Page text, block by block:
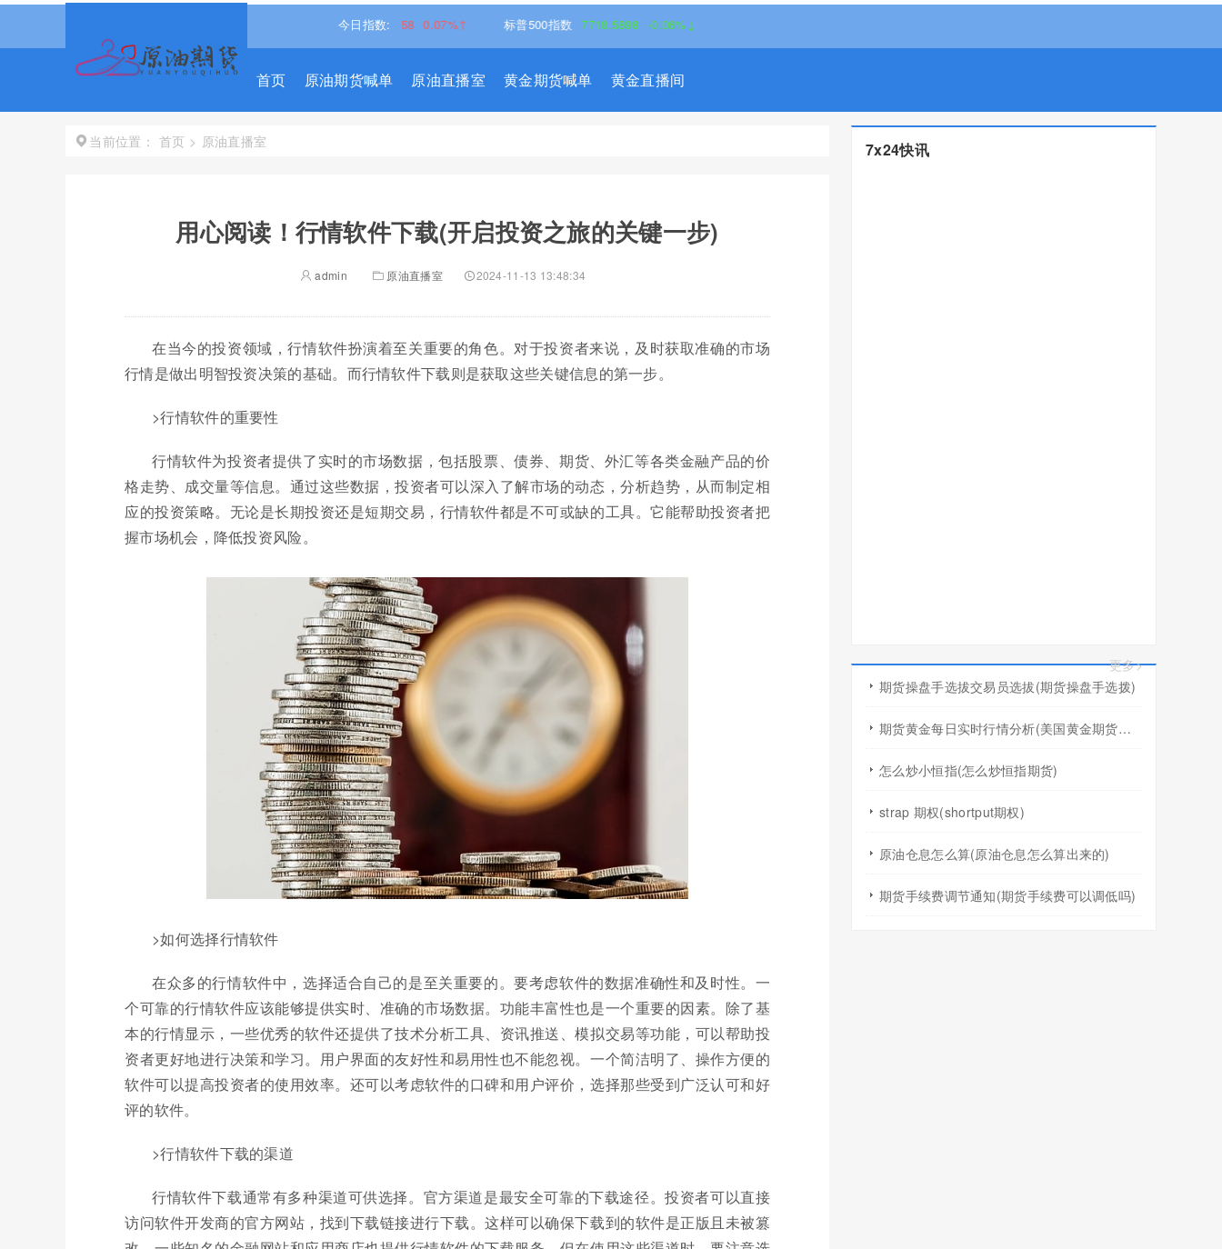
今日指数:
26382.9658 0.07%↑ 标普500指数 7718.5898 -0.06%↓
首页 原油期货喊单 原油直播室 黄金期货喊单 黄金直播间
当前位置： 首页 > 原油直播室
用心阅读！行情软件下载(开启投资之旅的关键一步)
admin 原油直播室 2024-11-13 13:48:34
在当今的投资领域，行情软件扮演着至关重要的角色。对于投资者来说，及时获取准确的市场
行情是做出明智投资决策的基础。而行情软件下载则是获取这些关键信息的第一步。
>行情软件的重要性
行情软件为投资者提供了实时的市场数据，包括股票、债券、期货、外汇等各类金融产品的价
格走势、成交量等信息。通过这些数据，投资者可以深入了解市场的动态，分析趋势，从而制定相
应的投资策略。无论是长期投资还是短期交易，行情软件都是不可或缺的工具。它能帮助投资者把
握市场机会，降低投资风险。
>如何选择行情软件
在众多的行情软件中，选择适合自己的是至关重要的。要考虑软件的数据准确性和及时性。一
个可靠的行情软件应该能够提供实时、准确的市场数据。功能丰富性也是一个重要的因素。除了基
本的行情显示，一些优秀的软件还提供了技术分析工具、资讯推送、模拟交易等功能，可以帮助投
资者更好地进行决策和学习。用户界面的友好性和易用性也不能忽视。一个简洁明了、操作方便的
软件可以提高投资者的使用效率。还可以考虑软件的口碑和用户评价，选择那些受到广泛认可和好
评的软件。
>行情软件下载的渠道
行情软件下载通常有多种渠道可供选择。官方渠道是最安全可靠的下载途径。投资者可以直接
访问软件开发商的官方网站，找到下载链接进行下载。这样可以确保下载到的软件是正版且未被篡
7x24快讯
更多>
期货操盘手选拔交易员选拔(期货操盘手选拨)
期货黄金每日实时行情分析(美国黄金期货行情几点开盘)
怎么炒小恒指(怎么炒恒指期货)
strap 期权(shortput期权)
原油仓息怎么算(原油仓息怎么算出来的)
期货手续费调节通知(期货手续费可以调低吗)